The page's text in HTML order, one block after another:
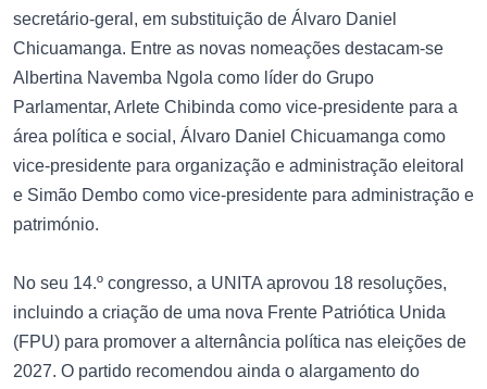
secretário-geral, em substituição de Álvaro Daniel
Chicuamanga. Entre as novas nomeações destacam-se
Albertina Navemba Ngola como líder do Grupo
Parlamentar, Arlete Chibinda como vice-presidente para a
área política e social, Álvaro Daniel Chicuamanga como
vice-presidente para organização e administração eleitoral
e Simão Dembo como vice-presidente para administração e
património.
No seu 14.º congresso, a UNITA aprovou 18 resoluções,
incluindo a criação de uma nova Frente Patriótica Unida
(FPU) para promover a alternância política nas eleições de
2027. O partido recomendou ainda o alargamento do